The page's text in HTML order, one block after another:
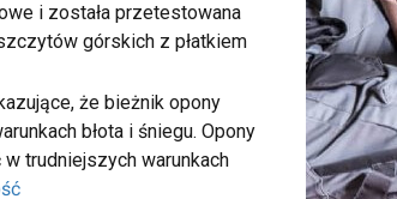
i została przetestowana
górskich z płatkiem
że bieżnik opony
błota i śniegu. Opony
trudniejszych warunkach